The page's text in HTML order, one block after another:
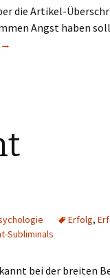
die Artikel-
Angst haben
großen Summen
→
Erfolg,
Subliminals
bei der breiten